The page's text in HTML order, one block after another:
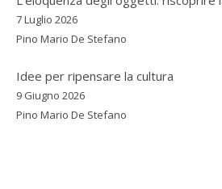
7 Luglio 2026
Pino Mario De Stefano
Idee per ripensare la cultura
9 Giugno 2026
Pino Mario De Stefano